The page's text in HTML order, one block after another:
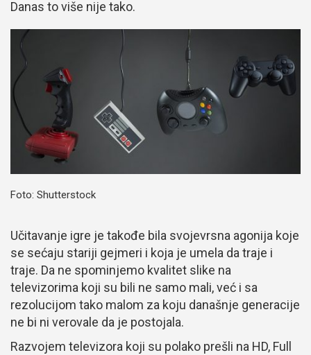
Danas to više nije tako.
Foto: Shutterstock
Učitavanje igre je takođe bila svojevrsna agonija koje
se sećaju stariji gejmeri i koja je umela da traje i
traje. Da ne spominjemo kvalitet slike na
televizorima koji su bili ne samo mali, već i sa
rezolucijom tako malom za koju današnje generacije
ne bi ni verovale da je postojala.
Razvojem televizora koji su polako prešli na HD, Full